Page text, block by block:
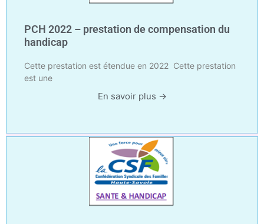
PCH 2022 – prestation de compensation du
handicap
Cette prestation est étendue en 2022 Cette prestation
est une
En savoir plus →